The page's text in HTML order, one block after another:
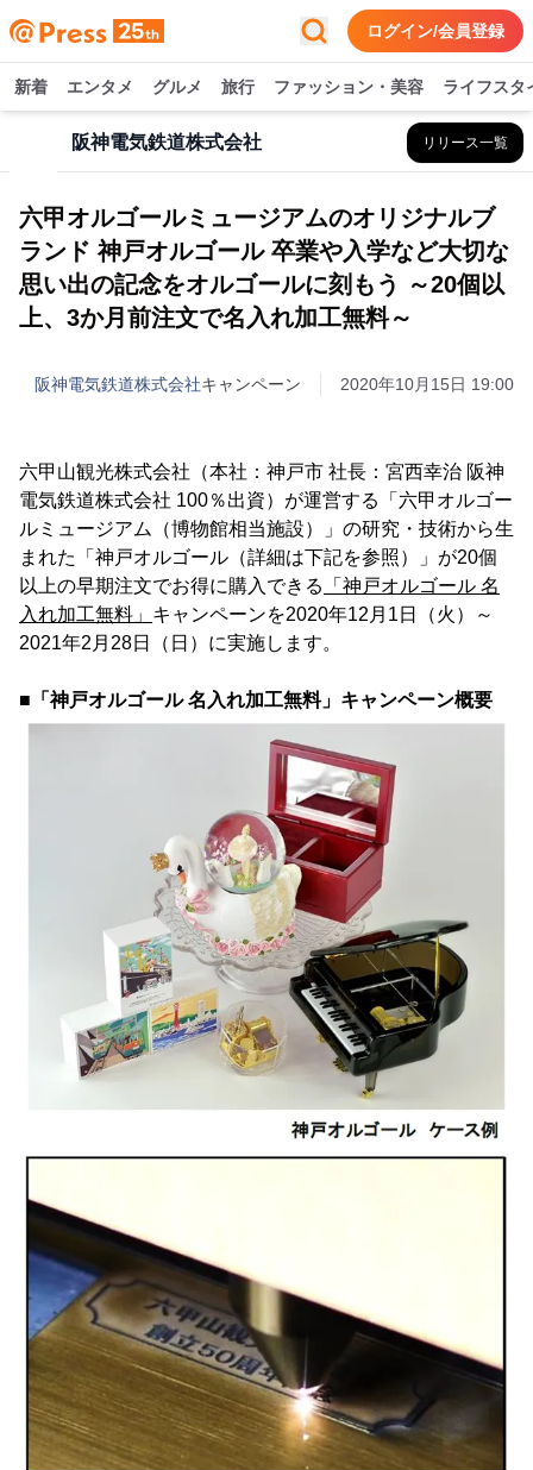
ログイン/会員登録
新着 エンタメ グルメ 旅行 ファッション・美容 ライフスタ
阪神電気鉄道株式会社 リリース一覧
六甲オルゴールミュージアムのオリジナルブ
ランド 神戸オルゴール 卒業や入学など大切な
思い出の記念をオルゴールに刻もう ～20個以
上、3か月前注文で名入れ加工無料～
阪神電気鉄道株式会社キャンペーン 2020年10月15日 19:00
六甲山観光株式会社（本社：神戸市 社長：宮西幸治 阪神
電気鉄道株式会社 100％出資）が運営する「六甲オルゴー
ルミュージアム（博物館相当施設）」の研究・技術から生
まれた「神戸オルゴール（詳細は下記を参照）」が20個
以上の早期注文でお得に購入できる
「神戸オルゴール 名
入れ加工無料」 キャンペーンを2020年12月1日（火）～
2021年2月28日（日）に実施します。
■「神戸オルゴール 名入れ加工無料」キャンペーン概要